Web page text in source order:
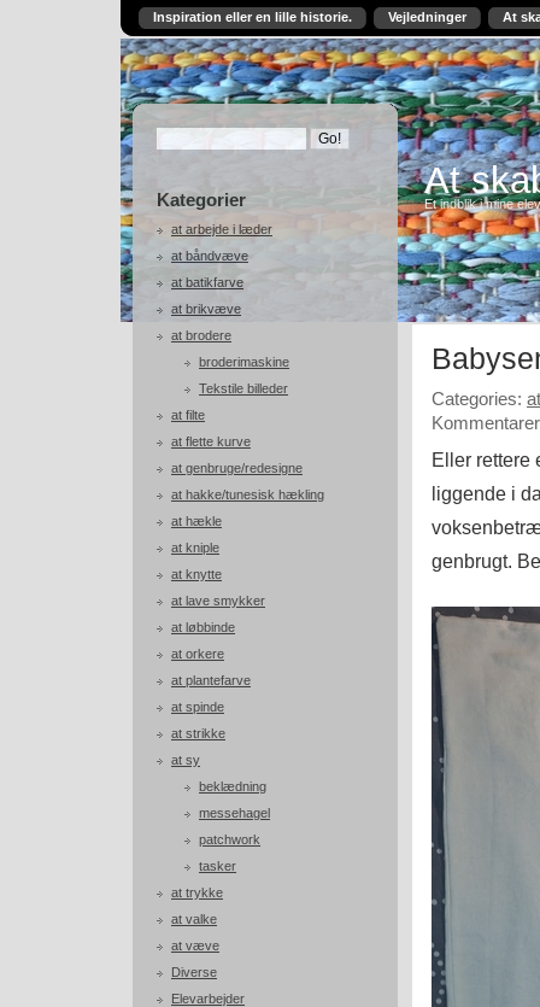
Inspiration eller en lille historie. Vejledninger At
Kategorier
at arbejde i læder
at båndvæve
at batikfarve
at brikvæve
at brodere
broderimaskine
Tekstile billeder
at filte
at flette kurve
at genbruge/redesigne
at hakke/tunesisk hækling
at hækle
at kniple
at knytte
at lave smykker
at løbbinde
at orkere
at plantefarve
at spinde
at strikke
at sy
beklædning
messehagel
patchwork
tasker
at trykke
at valke
at væve
Diverse
Elevarbejder
At
Et indblik i mine
Categories:
Eller rettere
liggende i
genbrugt.